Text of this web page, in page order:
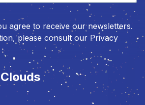
agree to receive our newsletters.
please consult our Privacy